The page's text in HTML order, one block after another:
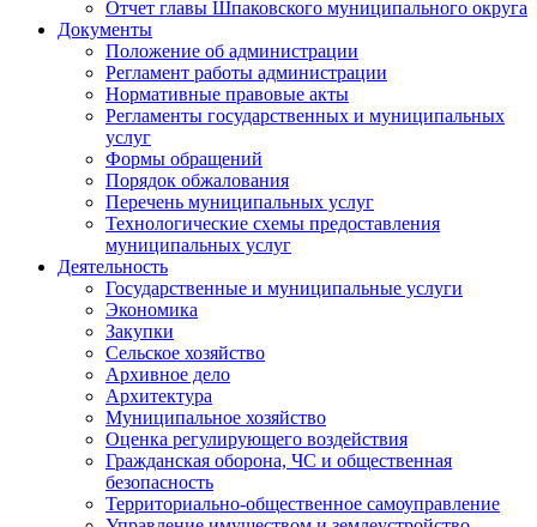
Отчет главы Шпаковского муниципального округа
Документы
Положение об администрации
Регламент работы администрации
Нормативные правовые акты
Регламенты государственных и муниципальных
услуг
Формы обращений
Порядок обжалования
Перечень муниципальных услуг
Технологические схемы предоставления
муниципальных услуг
Деятельность
Государственные и муниципальные услуги
Экономика
Закупки
Сельское хозяйство
Архивное дело
Архитектура
Муниципальное хозяйство
Оценка регулирующего воздействия
Гражданская оборона, ЧС и общественная
безопасность
Территориально-общественное самоуправление